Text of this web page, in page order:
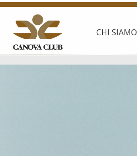
CHI SIAMO